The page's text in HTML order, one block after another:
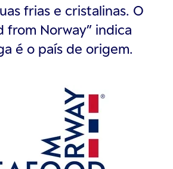
frias e cristalinas. O
from Norway” indica
é o país de origem.